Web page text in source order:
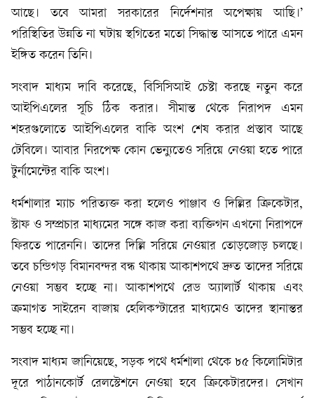
আছে। তবে আমরা সরকারের নির্দেশনার অপেক্ষায় আছি।’
পরিস্থিতির উন্নতি না ঘটায় স্থগিতের মতো সিদ্ধান্ত আসতে পারে এমন
ইঙ্গিত করেন তিনি।
সংবাদ মাধ্যম দাবি করেছে, বিসিসিআই চেষ্টা করছে নতুন করে
আইপিএলের সূচি ঠিক করার। সীমান্ত থেকে নিরাপদ এমন
শহরগুলোতে আইপিএলের বাকি অংশ শেষ করার প্রস্তাব আছে
টেবিলে। আবার নিরপেক্ষ কোন ভেন্যুতেও সরিয়ে নেওয়া হতে পারে
টুর্নামেন্টের বাকি অংশ।
ধর্মশালার ম্যাচ পরিত্যক্ত করা হলেও পাঞ্জাব ও দিল্লির ক্রিকেটার,
স্টাফ ও সম্প্রচার মাধ্যমের সঙ্গে কাজ করা ব্যক্তিগন এখনো নিরাপদে
ফিরতে পারেননি। তাদের দিল্লি সরিয়ে নেওয়ার তোড়জোড় চলছে।
তবে চন্ডিগড় বিমানবন্দর বন্ধ থাকায় আকাশপথে দ্রুত তাদের সরিয়ে
নেওয়া সম্ভব হচ্ছে না। আকাশপথে রেড অ্যালার্ট থাকায় এবং
ক্রমাগত সাইরেন বাজায় হেলিকপ্টারের মাধ্যমেও তাদের স্থানান্তর
সম্ভব হচ্ছে না।
সংবাদ মাধ্যম জানিয়েছে, সড়ক পথে ধর্মশালা থেকে ৮৫ কিলোমিটার
দূরে পাঠানকোর্ট রেলস্টেশনে নেওয়া হবে ক্রিকেটারদের। সেখান